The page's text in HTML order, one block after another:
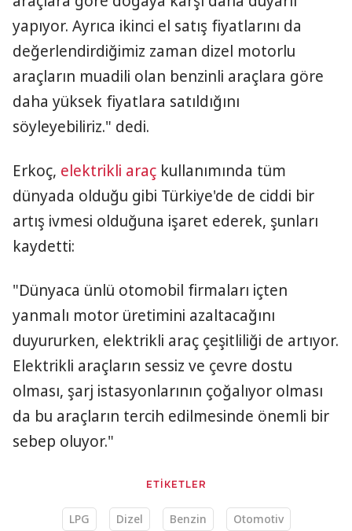
yapıyor. Ayrıca ikinci el satış fiyatlarını da
değerlendirdiğimiz zaman dizel motorlu
araçların muadili olan benzinli araçlara göre
daha yüksek fiyatlara satıldığını
söyleyebiliriz." dedi.
Erkoç, elektrikli araç kullanımında tüm
dünyada olduğu gibi Türkiye'de de ciddi bir
artış ivmesi olduğuna işaret ederek, şunları
kaydetti:
"Dünyaca ünlü otomobil firmaları içten
yanmalı motor üretimini azaltacağını
duyururken, elektrikli araç çeşitliliği de artıyor.
Elektrikli araçların sessiz ve çevre dostu
olması, şarj istasyonlarının çoğalıyor olması
da bu araçların tercih edilmesinde önemli bir
sebep oluyor." ​​​​​​​
ETİKETLER
LPG Dizel Benzin Otomotiv